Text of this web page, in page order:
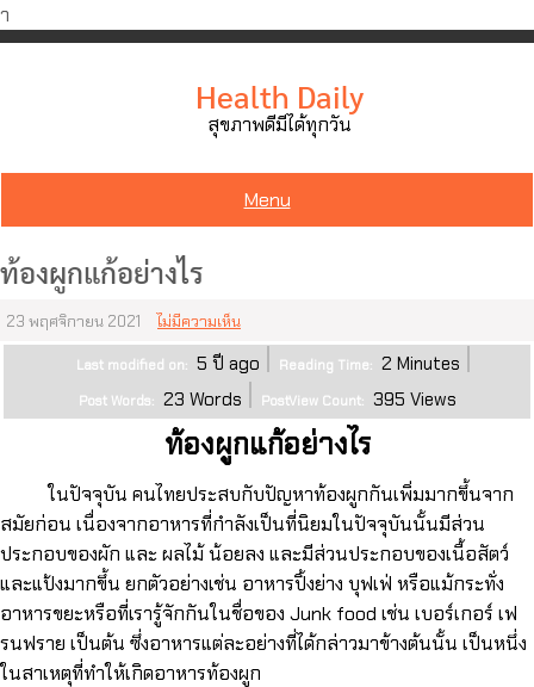
ำ
Skip
Health Daily
สุขภาพดีมีได้ทุกวัน
Menu
ท้องผูกแก้อย่างไร
23 พฤศจิกายน 2021 ไม่มีความเห็น
Last modified on: 5 ปี ago Reading Time: 2 Minutes
Post Words: 23 Words PostView Count: 395 Views
ท้องผูกแก้อย่างไร
ในปัจจุบัน คนไทยประสบกับปัญหาท้องผูกกันเพิ่มมากขึ้นจาก
สมัยก่อน เนื่องจากอาหารที่กำลังเป็นที่นิยมในปัจจุบันนั้นมีส่วน
ประกอบของผัก และ ผลไม้ น้อยลง และมีส่วนประกอบของเนื้อสัตว์
และแป้งมากขึ้น ยกตัวอย่างเช่น อาหารปิ้งย่าง บุฟเฟ่ หรือแม้กระทั่ง
อาหารขยะหรือที่เรารู้จักกันในชื่อของ Junk food เช่น เบอร์เกอร์ เฟ
รนฟราย เป็นต้น ซึ่งอาหารแต่ละอย่างที่ได้กล่าวมาข้างต้นนั้น เป็นหนึ่ง
ในสาเหตุที่ทำให้เกิดอาหารท้องผูก